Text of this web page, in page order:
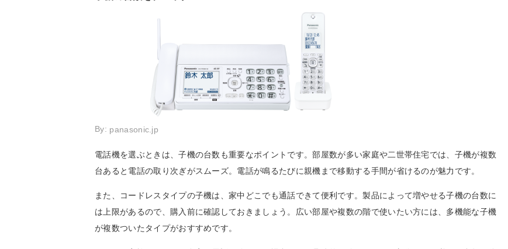
By: panasonic.jp
電話機を選ぶときは、子機の台数も重要なポイントです。部屋数が多い家庭や二世帯住宅では、子機が複数
台あると電話の取り次ぎがスムーズ。電話が鳴るたびに親機まで移動する手間が省けるのが魅力です。
また、コードレスタイプの子機は、家中どこでも通話できて便利です。製品によって増やせる子機の台数に
は上限があるので、購入前に確認しておきましょう。広い部屋や複数の階で使いたい方には、多機能な子機
が複数ついたタイプがおすすめです。